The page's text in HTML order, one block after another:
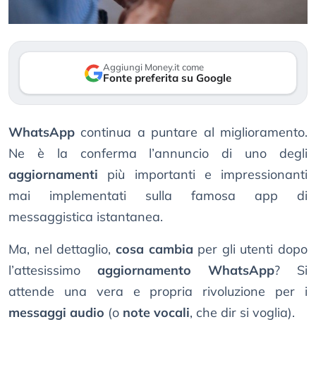
Aggiungi Money.it come
Fonte preferita su Google
WhatsApp continua a puntare al miglioramento.
Ne è la conferma l’annuncio di uno degli
aggiornamenti più importanti e impressionanti
mai implementati sulla famosa app di
messaggistica istantanea.
Ma, nel dettaglio, cosa cambia per gli utenti dopo
l’attesissimo aggiornamento WhatsApp? Si
attende una vera e propria rivoluzione per i
messaggi audio (o note vocali, che dir si voglia).